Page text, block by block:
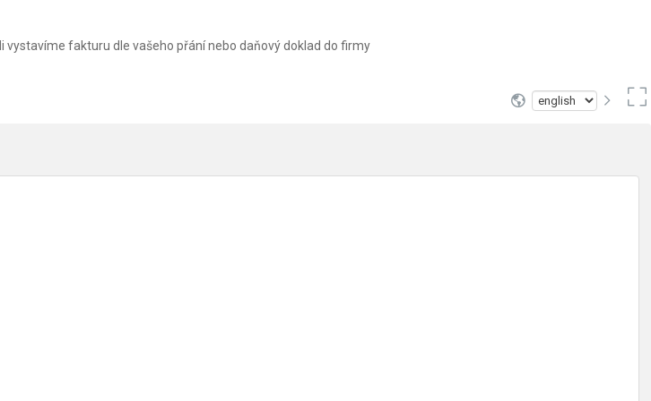
vystavíme fakturu dle vašeho přání nebo daňový doklad do firmy